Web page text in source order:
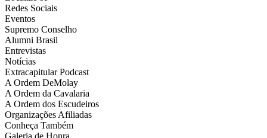
Redes Sociais
Eventos
Supremo Conselho
Alumni Brasil
Entrevistas
Notícias
Extracapitular Podcast
A Ordem DeMolay
A Ordem da Cavalaria
A Ordem dos Escudeiros
Organizações Afiliadas
Conheça Também
Galeria de Honra